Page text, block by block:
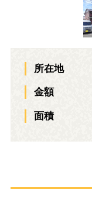
所在地
金額
面積